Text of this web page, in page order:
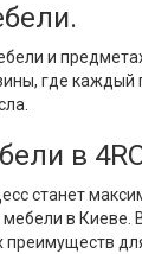
и
где каждый
в
станет
в Киеве.